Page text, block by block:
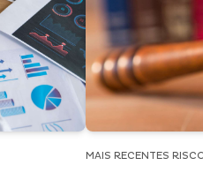
MAIS RECENTES